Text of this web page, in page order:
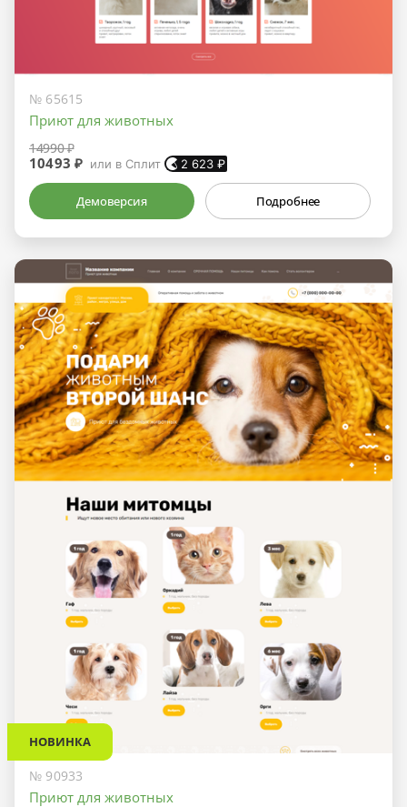
№ 65615
Приют для животных
14990 ₽
10493 ₽ или в Сплит 2 623 ₽
Демоверсия Подробнее
НОВИНКА
№ 90933
Приют для животных